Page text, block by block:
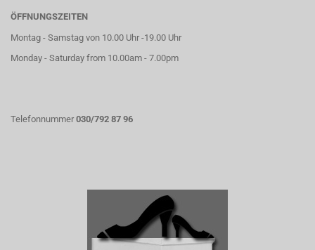
ÖFFNUNGSZEITEN
Montag - Samstag von 10.00 Uhr -19.00 Uhr
Monday - Saturday from 10.00am - 7.00pm
Telefonnummer 030/792 87 96